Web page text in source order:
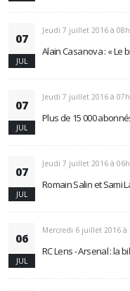
07
JUL
Jeudi 7 juillet 2016 à
Alain Casanova : « Le
07
JUL
Jeudi 7 juillet 2016 à
Plus de 15 000
07
JUL
Jeudi 7 juillet 2016 à
Romain Salin et Sami
06
JUL
Mercredi 6 juillet 2016 à
RC Lens - Arsenal : la